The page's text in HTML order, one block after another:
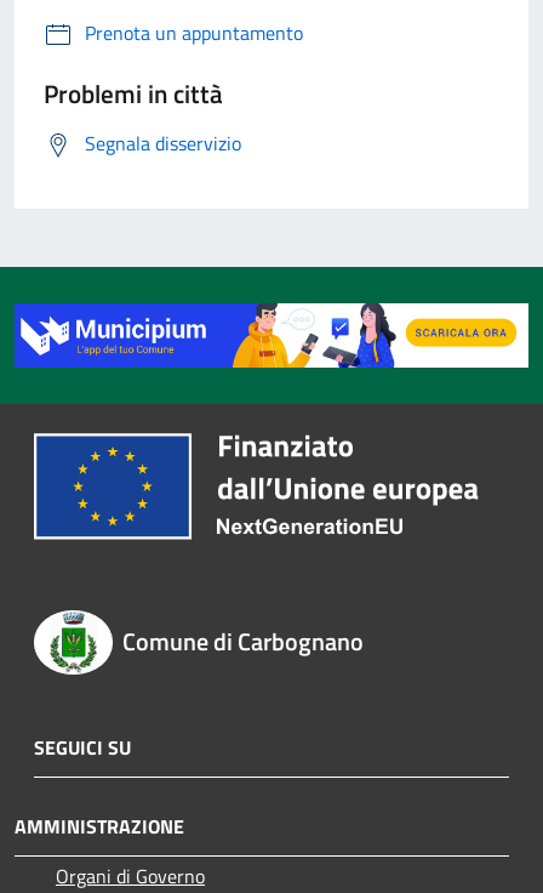
Prenota un appuntamento
Problemi in città
Segnala disservizio
Comune di Carbognano
SEGUICI SU
AMMINISTRAZIONE
Organi di Governo